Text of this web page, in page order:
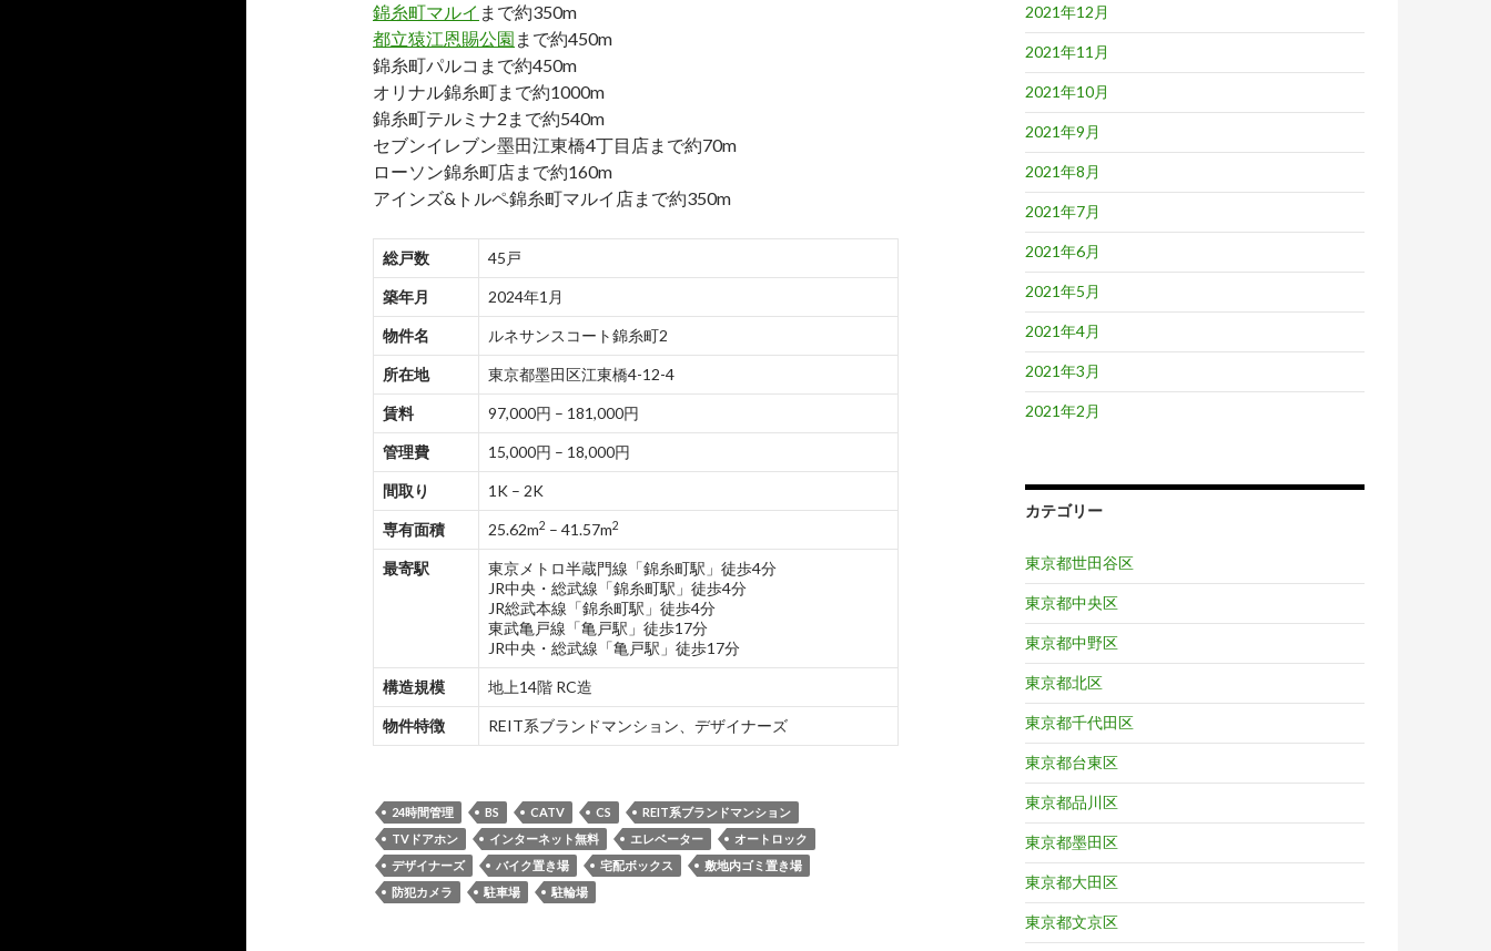
錦糸町マルイ まで約350m
都立猿江恩賜公園 まで約450m
錦糸町パルコまで約450m
オリナル錦糸町まで約1000m
錦糸町テルミナ2まで約540m
セブンイレブン墨田江東橋4丁目店まで約70m
ローソン錦糸町店まで約160m
アインズ&トルペ錦糸町マルイ店まで約350m
総戸数 45戸
築年月 2024年1月
物件名 ルネサンスコート錦糸町2
所在地 東京都墨田区江東橋4-12-4
賃料 97,000円 – 181,000円
管理費 15,000円 – 18,000円
間取り 1K – 2K
専有面積 25.62m2 – 41.57m2
最寄駅
東京メトロ半蔵門線「錦糸町駅」徒歩4分
JR中央・総武線「錦糸町駅」徒歩4分
JR総武本線「錦糸町駅」徒歩4分
東武亀戸線「亀戸駅」徒歩17分
JR中央・総武線「亀戸駅」徒歩17分
構造規模 地上14階 RC造
物件特徴 REIT系ブランドマンション、デザイナーズ
24時間管理 BS CATV CS
REIT系ブランドマンション
TVドアホン
インターネット無料 エレベーター
オートロック
デザイナーズ
バイク置き場 宅配ボックス
敷地内ゴミ置き場
防犯カメラ
駐車場 駐輪場
2021年12月
2021年11月
2021年10月
2021年9月
2021年8月
2021年7月
2021年6月
2021年5月
2021年4月
2021年3月
2021年2月
カテゴリー
東京都世田谷区
東京都中央区
東京都中野区
東京都北区
東京都千代田区
東京都台東区
東京都品川区
東京都墨田区
東京都大田区
東京都文京区